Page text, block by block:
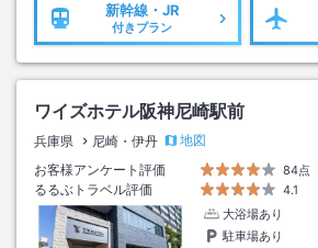
新幹線・JR
付きプラン
ワイズホテル阪神尼崎駅前
兵庫県 尼崎・伊丹
地図
お客様アンケート評価
84点
るるぶトラベル評価
4.1
大浴場あり
駐車場あり